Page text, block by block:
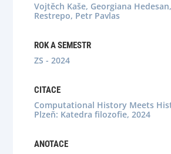
Vojtěch Kaše, Georgiana
Restrepo, Petr Pavlas
ROK A SEMESTR
ZS - 2024
CITACE
Computational History Meets
Plzeň: Katedra filozofie, 2024
ANOTACE